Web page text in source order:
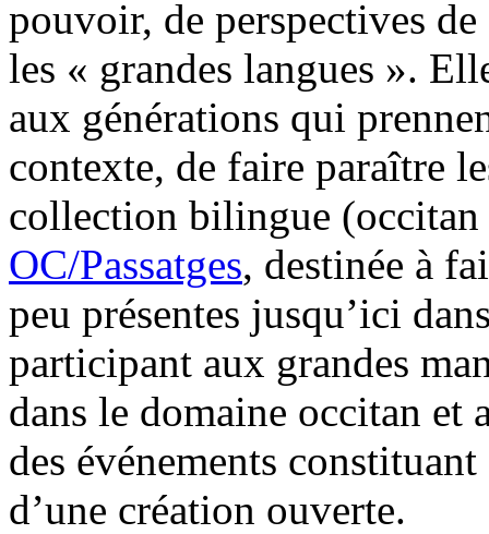
pouvoir, de perspectives
les « grandes langues ».
aux générations qui
contexte, de faire paraître
collection bilingue (occitan
OC/Passatges, destinée à
peu présentes jusqu’ici
participant aux grandes
dans le domaine occitan et
des événements
d’une création ouverte.